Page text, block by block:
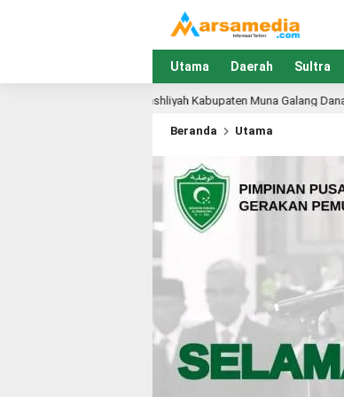
Utama Daerah Sultra
Muna Galang Dana Lewat Pundi Amal, Siapkan
Beranda Utama